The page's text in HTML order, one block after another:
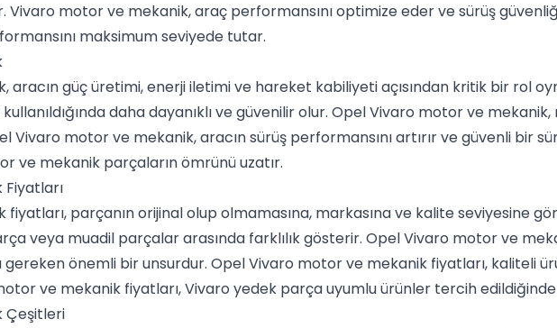
Vivaro motor ve mekanik, araç performansını optimize eder ve sürüş
maksimum seviyede tutar.
aracın güç üretimi, enerji iletimi ve hareket kabiliyeti açısından kritik bir rol
daha dayanıklı ve güvenilir olur. Opel Vivaro motor ve
Vivaro motor ve mekanik, aracın sürüş performansını artırır ve güvenli bir
ve mekanik parçaların ömrünü uzatır.
parçanın orijinal olup olmamasına, markasına ve kalite seviyesine
veya muadil parçalar arasında farklılık gösterir. Opel Vivaro motor ve
önemli bir unsurdur. Opel Vivaro motor ve mekanik fiyatları, kaliteli
ve mekanik fiyatları, Vivaro yedek parça uyumlu ürünler tercih
Çeşitleri